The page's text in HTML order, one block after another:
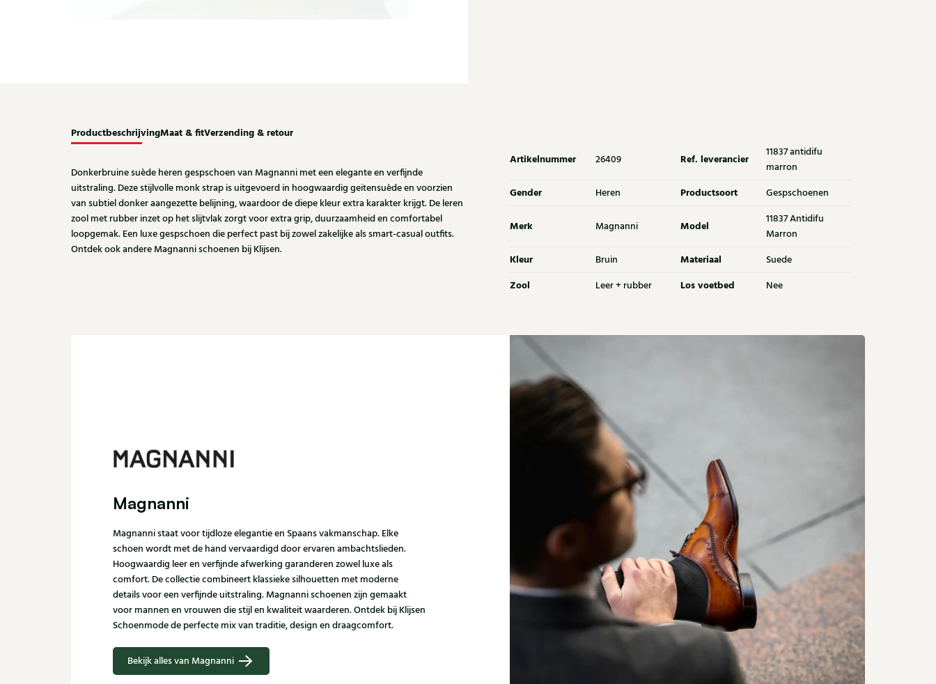
ProductbeschrijvingMaat & fitVerzending & retour
Donkerbruine suède heren gespschoen van Magnanni met een elegante en verfijnde
uitstraling. Deze stijlvolle monk strap is uitgevoerd in hoogwaardig geitensuède en voorzien
van subtiel donker aangezette belijning, waardoor de diepe kleur extra karakter krijgt. De leren
zool met rubber inzet op het slijtvlak zorgt voor extra grip, duurzaamheid en comfortabel
loopgemak. Een luxe gespschoen die perfect past bij zowel zakelijke als smart-casual outfits.
Ontdek ook andere Magnanni schoenen bij Klijsen.
Artikelnummer 26409 Ref. leverancier
11837 antidifu
marron
Gender Heren Productsoort Gespschoenen
Merk Magnanni Model
11837 Antidifu
Marron
Kleur Bruin Materiaal Suede
Zool Leer + rubber Los voetbed Nee
Magnanni
Magnanni staat voor tijdloze elegantie en Spaans vakmanschap. Elke
schoen wordt met de hand vervaardigd door ervaren ambachtslieden.
Hoogwaardig leer en verfijnde afwerking garanderen zowel luxe als
comfort. De collectie combineert klassieke silhouetten met moderne
details voor een verfijnde uitstraling. Magnanni schoenen zijn gemaakt
voor mannen en vrouwen die stijl en kwaliteit waarderen. Ontdek bij Klijsen
Schoenmode de perfecte mix van traditie, design en draagcomfort.
Bekijk alles van Magnanni